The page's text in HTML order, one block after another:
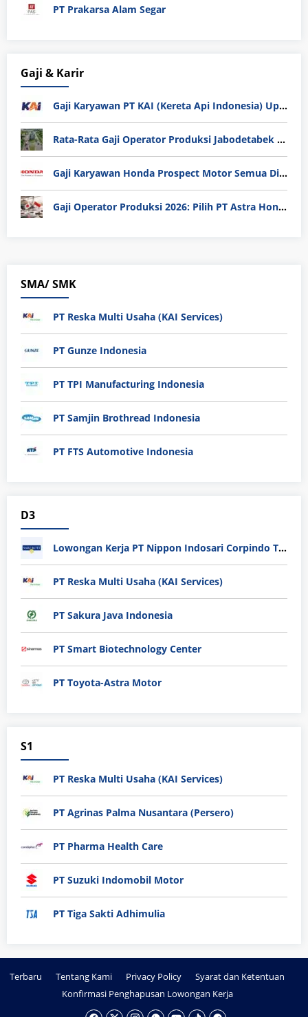
PT Prakarsa Alam Segar
Gaji & Karir
Gaji Karyawan PT KAI (Kereta Api Indonesia) Update 2025
Rata-Rata Gaji Operator Produksi Jabodetabek 2025: Bedah Tuntas UMK, Lemburan, dan Realita Hidup Buruh
Gaji Karyawan Honda Prospect Motor Semua Divisi
Gaji Operator Produksi 2026: Pilih PT Astra Honda Motor (AHM) atau Manufaktur di Jepang?
SMA/ SMK
PT Reska Multi Usaha (KAI Services)
PT Gunze Indonesia
PT TPI Manufacturing Indonesia
PT Samjin Brothread Indonesia
PT FTS Automotive Indonesia
D3
Lowongan Kerja PT Nippon Indosari Corpindo Tbk. Bulan Agustus 2026
PT Reska Multi Usaha (KAI Services)
PT Sakura Java Indonesia
PT Smart Biotechnology Center
PT Toyota-Astra Motor
S1
PT Reska Multi Usaha (KAI Services)
PT Agrinas Palma Nusantara (Persero)
PT Pharma Health Care
PT Suzuki Indomobil Motor
PT Tiga Sakti Adhimulia
Terbaru Tentang Kami Privacy Policy
Syarat dan Ketentuan
Konfirmasi Penghapusan Lowongan Kerja